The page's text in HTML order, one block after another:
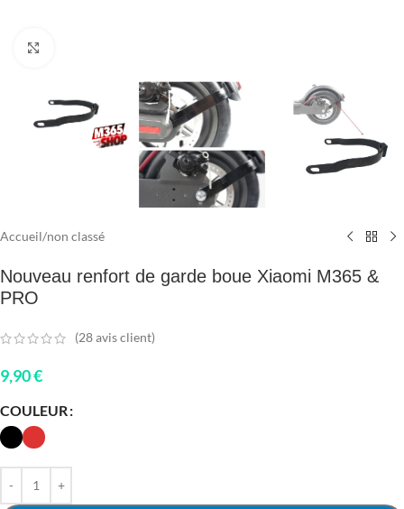
Accueil/non classé
Nouveau renfort de garde boue Xiaomi M365 &
PRO
(28avis client)
9,90€
COULEUR